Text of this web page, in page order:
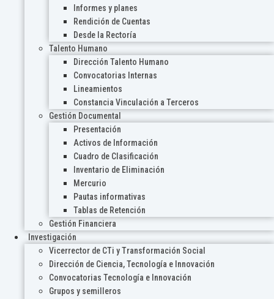
Informes y planes
Rendición de Cuentas
Desde la Rectoría
Talento Humano
Dirección Talento Humano
Convocatorias Internas
Lineamientos
Constancia Vinculación a Terceros
Gestión Documental
Presentación
Activos de Información
Cuadro de Clasificación
Inventario de Eliminación
Mercurio
Pautas informativas
Tablas de Retención
Gestión Financiera
Investigación
Vicerrector de CTi y Transformación Social
Dirección de Ciencia, Tecnología e Innovación
Convocatorias Tecnología e Innovación
Grupos y semilleros